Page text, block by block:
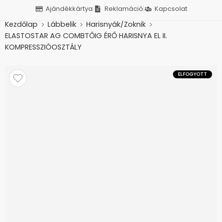
Ajándékkártya Reklamáció Kapcsolat
Kezdőlap Lábbelik
Harisnyák/Zoknik
ELASTOSTAR AG COMBTŐIG ÉRŐ HARISNYA EL II.
KOMPRESSZIÓOSZTÁLY
ELFOGYOTT